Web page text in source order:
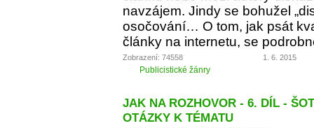
navzájem. Jindy se bohužel
osočování… O tom, jak psát
články na internetu, se
Zobrazení: 74558 1. 6. 2015
Publicistické žánry
JAK NA ROZHOVOR - 6. DÍL -
OTÁZKY K TÉMATU